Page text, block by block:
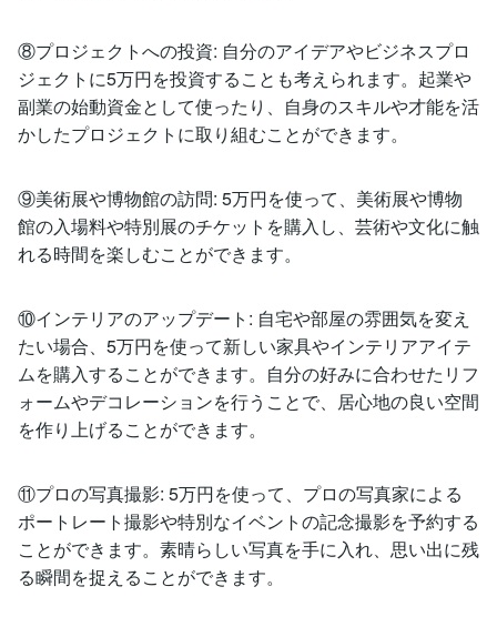
⑧プロジェクトへの投資: 自分のアイデアやビジネスプロ
ジェクトに5万円を投資することも考えられます。起業や
副業の始動資金として使ったり、自身のスキルや才能を活
かしたプロジェクトに取り組むことができます。
⑨美術展や博物館の訪問: 5万円を使って、美術展や博物
館の入場料や特別展のチケットを購入し、芸術や文化に触
れる時間を楽しむことができます。
⑩インテリアのアップデート: 自宅や部屋の雰囲気を変え
たい場合、5万円を使って新しい家具やインテリアアイテ
ムを購入することができます。自分の好みに合わせたリフ
ォームやデコレーションを行うことで、居心地の良い空間
を作り上げることができます。
⑪プロの写真撮影: 5万円を使って、プロの写真家による
ポートレート撮影や特別なイベントの記念撮影を予約する
ことができます。素晴らしい写真を手に入れ、思い出に残
る瞬間を捉えることができます。